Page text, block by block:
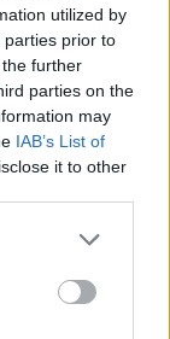
utilized by
parties prior to
further
parties on the
may
IAB’s List of
it to other
more Google
may click to
party tags to
below Google
31 χρόνια